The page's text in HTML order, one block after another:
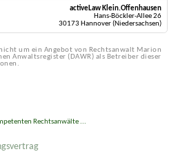
activeLaw Klein.Offenhausen
Hans-Böckler-Allee 26
30173 Hannover (Niedersachsen)
um ein Angebot von Rechtsanwalt Marion
Anwaltsregister (DAWR) als Betreiber dieser
Rechtsanwälte ...